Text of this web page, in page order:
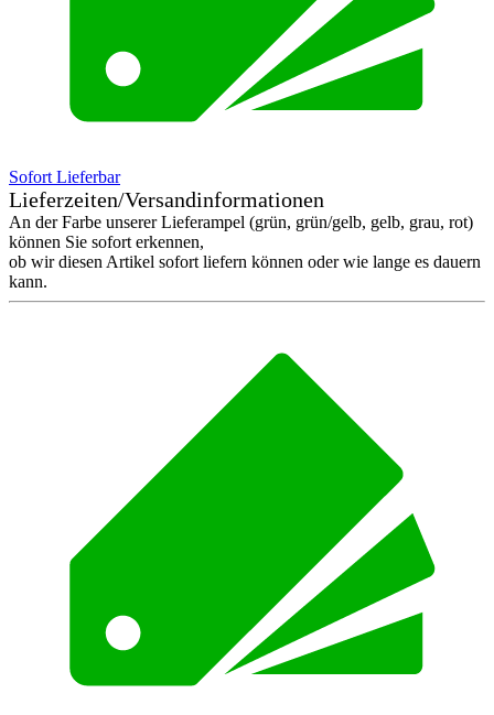
Sofort Lieferbar
Lieferzeiten/Versandinformationen
An der Farbe unserer Lieferampel (grün, grün/gelb, gelb, grau, rot)
können Sie sofort erkennen,
ob wir diesen Artikel sofort liefern können oder wie lange es dauern
kann.